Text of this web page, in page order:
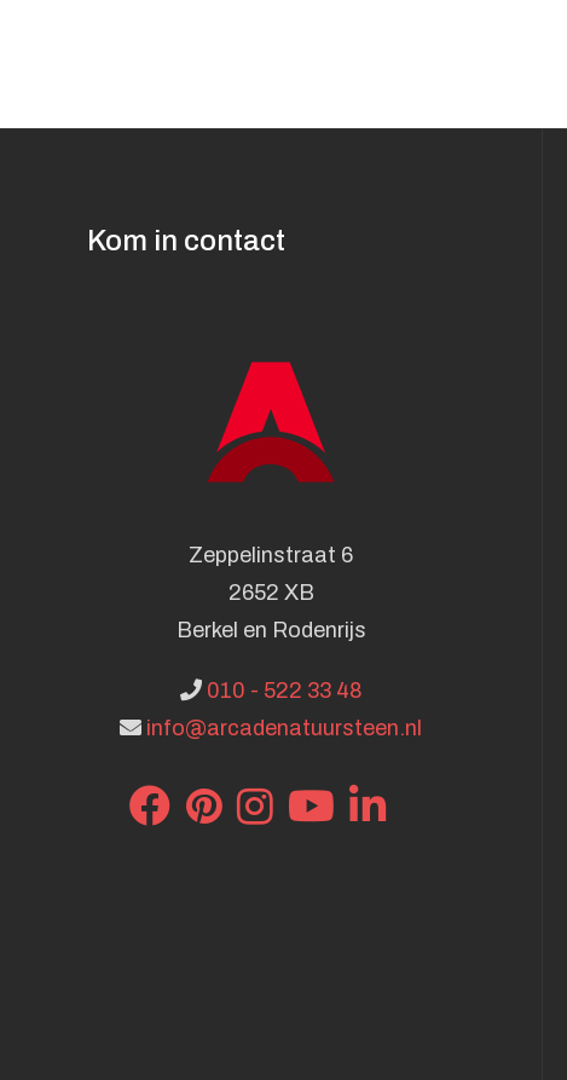
Kom in contact
Zeppelinstraat 6
2652 XB
Berkel en Rodenrijs
010 - 522 33 48
info@arcadenatuursteen.nl